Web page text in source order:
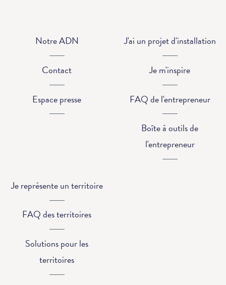
Notre ADN
Contact
Espace presse
J'ai un projet d'installation
Je m'inspire
FAQ de l'entrepreneur
Boîte à outils de
l'entrepreneur
Je représente un territoire
FAQ des territoires
Solutions pour les
territoires